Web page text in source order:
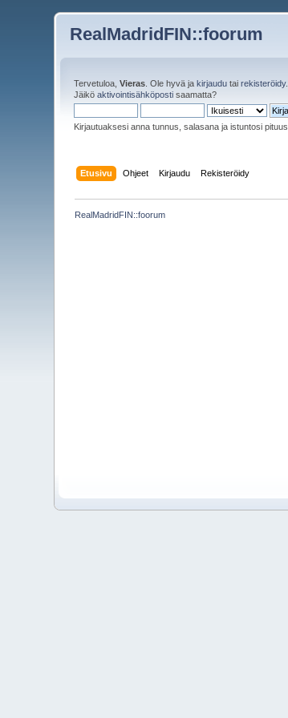
RealMadridFIN::foorum
Tervetuloa,Vieras . Ole hyvä jakirjaudu tairekisteröidy.
Jäiköaktivointisähköposti saamatta?
Kirjautuaksesi anna tunnus, salasana ja istuntosi pituus
Etusivu Ohjeet Kirjaudu Rekisteröidy
RealMadridFIN::foorum